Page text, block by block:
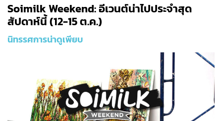
Soimilk Weekend: อีเวนต์น่าไปประจำสุด
สัปดาห์นี้ (12-15 ต.ค.)
นิทรรศการน่าดูเพียบ